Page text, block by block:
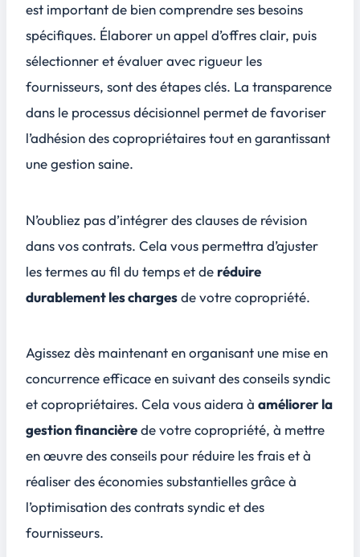
est important de bien comprendre ses besoins
spécifiques. Élaborer un appel d’offres clair, puis
sélectionner et évaluer avec rigueur les
fournisseurs, sont des étapes clés. La transparence
dans le processus décisionnel permet de favoriser
l’adhésion des copropriétaires tout en garantissant
unegestion saine.
N’oubliez pas d’intégrer des clauses de révision
dans vos contrats. Cela vous permettra d’ajuster
les termes au fil du temps et de réduire
durablement les chargesde votre copropriété.
Agissez dès maintenant en organisant une mise en
concurrence efficace en suivant des conseils syndic
et copropriétaires. Cela vous aidera à améliorer la
gestion financièrede votre copropriété, à mettre
en œuvre des conseils pour réduire les frais et à
réaliser deséconomies substantiellesgrâce à
l’optimisation des contrats syndic et des
fournisseurs.